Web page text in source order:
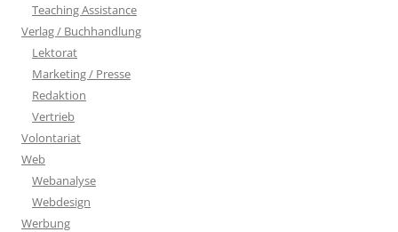
Teaching Assistance
Verlag / Buchhandlung
Lektorat
Marketing / Presse
Redaktion
Vertrieb
Volontariat
Web
Webanalyse
Webdesign
Werbung